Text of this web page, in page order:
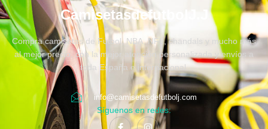
CamisetasdefutbolJ.J
Compra camisetas de Fútbol, NBA, NFL, chandals y mucho más
al mejor precio, con la mejor atención personalizada y envíos a
toda España e internacional.
info@camisetasdefutbolj.com
Síguenos en redes: